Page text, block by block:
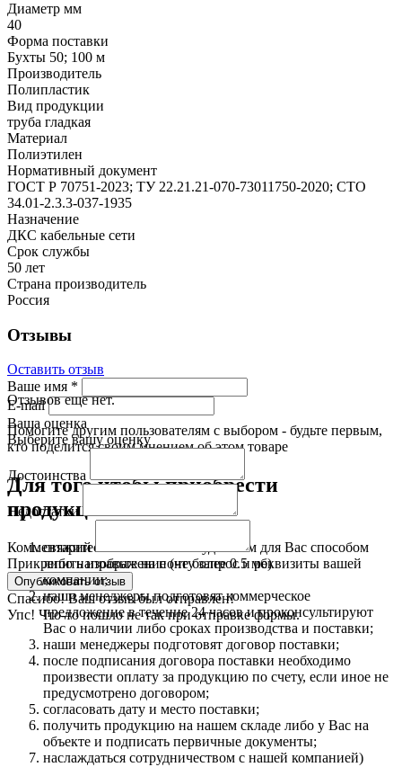
Диаметр мм
40
Форма поставки
Бухты 50; 100 м
Производитель
Полипластик
Вид продукции
труба гладкая
Материал
Полиэтилен
Нормативный документ
ГОСТ Р 70751-2023; ТУ 22.21.21-070-73011750-2020; СТО
34.01-2.3.3-037-1935
Назначение
ДКС кабельные сети
Срок службы
50 лет
Страна производитель
Россия
Отзывы
Оставить отзыв
Ваше имя *
E-mail
Ваша оценка
Выберите вашу оценку
Достоинства
Недостатки
Комментарий
Прикрепить изображение (не более 0.5 мб)
Спасибо! Ваш отзыв был отправлен!
Упс! Что-то пошло не так при отправке формы.
Отзывов еще нет.
Помогите другим пользователям с выбором - будьте первым,
кто поделится своим мнением об этом товаре
Для того чтобы приобрести
продукцию:
свяжитесь с нами любым удобным для Вас способом
либо направьте на почту запрос и реквизиты вашей
компании;
наши менеджеры подготовят коммерческое
предложение в течение 24 часов и проконсультируют
Вас о наличии либо сроках производства и поставки;
наши менеджеры подготовят договор поставки;
после подписания договора поставки необходимо
произвести оплату за продукцию по счету, если иное не
предусмотрено договором;
согласовать дату и место поставки;
получить продукцию на нашем складе либо у Вас на
объекте и подписать первичные документы;
наслаждаться сотрудничеством с нашей компанией)